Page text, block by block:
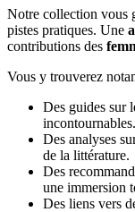
Notre collection vous
pistes pratiques. Une
contributions des
Vous y trouverez
Des guides sur
incontournables.
Des analyses
de la littérature.
Des
une immersion
Des liens vers